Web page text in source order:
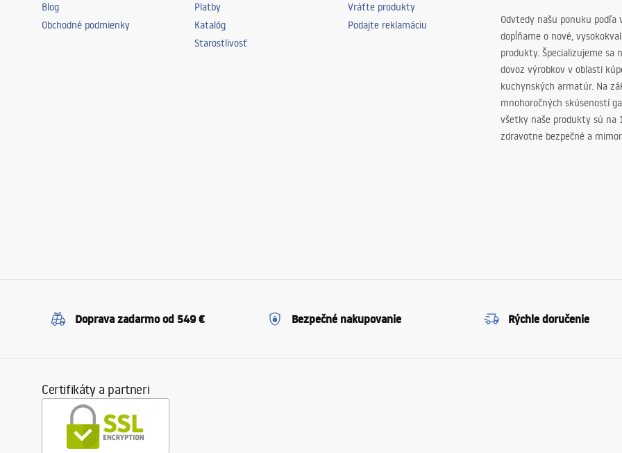
Blog
Obchodné podmienky
Platby
Katalóg
Starostlivosť
Vráťte produkty
Podajte reklamáciu
Odvtedy našu ponuku podľa
dopĺňame o nové,
produkty. Špecializujeme sa
dovoz výrobkov v oblasti
kuchynských armatúr. Na
mnohoročných skúseností
všetky naše produkty sú na
zdravotne bezpečné a
Doprava zadarmo od 549 € Bezpečné nakupovanie Rýchle doručenie
Certifikáty a partneri